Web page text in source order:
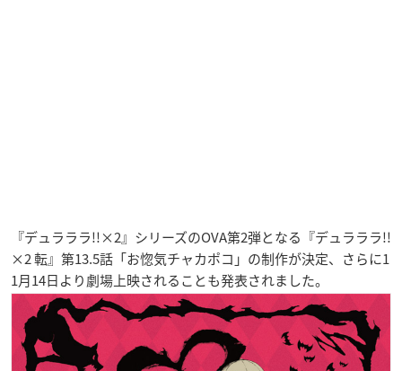
『デュラララ!!×2』シリーズのOVA第2弾となる『デュラララ!!
×2 転』第13.5話「お惚気チャカポコ」の制作が決定、さらに1
1月14日より劇場上映されることも発表されました。